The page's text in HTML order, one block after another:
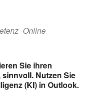
Online
Sie ihren
Nutzen Sie
(KI) in Outlook.